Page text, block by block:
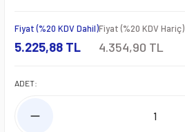
Fiyat (%20 KDV Dahil)
5.225,88 TL
Fiyat (%20 KDV Hariç)
4.354,90 TL
ADET: